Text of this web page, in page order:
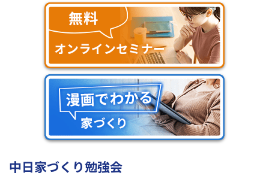
中日家づくり勉強会